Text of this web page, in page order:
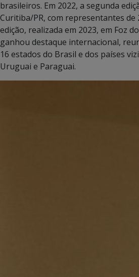
brasileiros. Em 2022, a segunda
Curitiba/PR, com representantes de
edição, realizada em 2023, em Foz
ganhou destaque internacional,
16 estados do Brasil e dos países
Uruguai e Paraguai.